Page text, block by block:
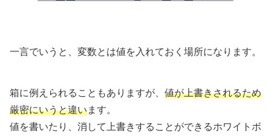
一言でいうと、変数とは値を入れておく場所になります。
箱に例えられることもありますが、 値が上書きされるため
厳密にいうと違います。
値を書いたり、消して上書きすることができるホワイトボ